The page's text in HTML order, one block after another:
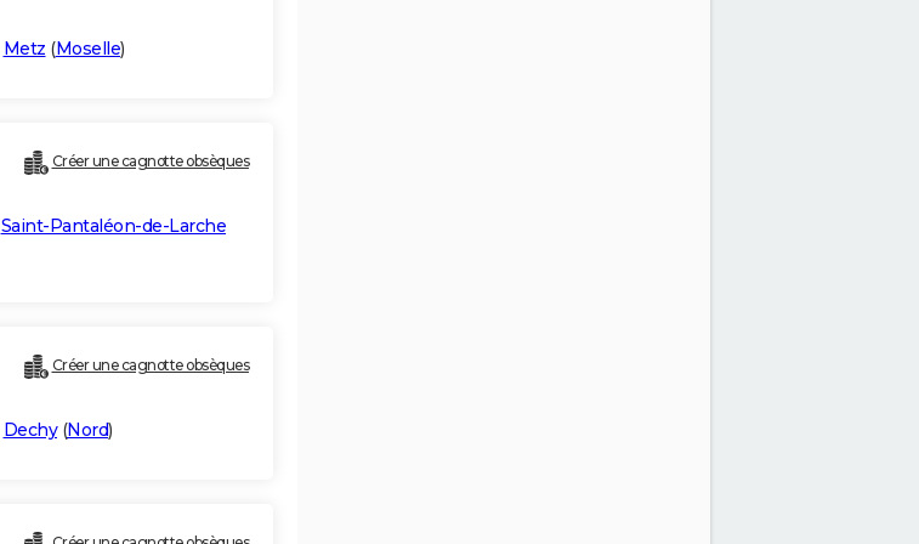
Metz (Moselle)
Créer une cagnotte obsèques
Saint-Pantaléon-de-Larche
Créer une cagnotte obsèques
Dechy(Nord)